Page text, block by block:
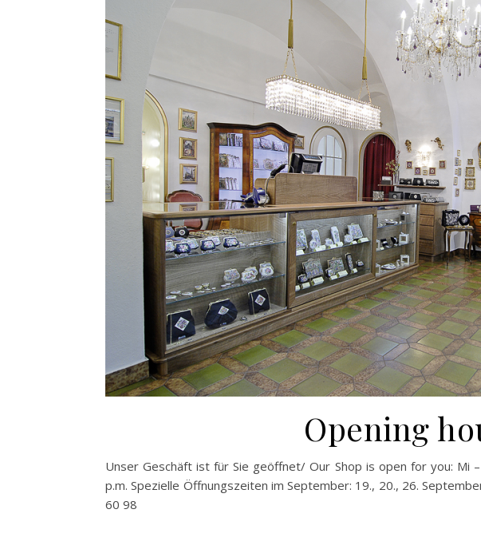
Opening
Unser Geschäft ist für Sie geöffnet/ Our Shop is open for you: Mi
p.m. Spezielle Öffnungszeiten im September: 19., 20., 26.
60 98